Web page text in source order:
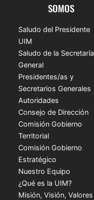
SOMOS
Saludo del Presidente
UIM
Saludo de la Secretaría
General
Presidentes/as y
Secretarios Generales
Autoridades
Consejo de Dirección
Comisión Gobierno
Territorial
Comisión Gobierno
Estratégico
Nuestro Equipo
¿Qué es la UIM?
Misión, Visión, Valores